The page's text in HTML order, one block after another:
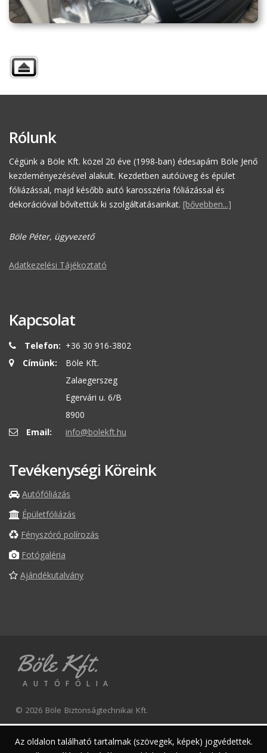
Rólunk
Cégünk a Böle Kft. közel 20 éve (1998-ban) édesapám Böle Jenő
kezdeményezésével alakult. Kezdetben autóüveg és épület
fóliázással, majd később autó karosszéria fóliázással és
dekorációval bővítettük ki szolgáltatásainkat. [bővebben...]
Böle Péter, ügyvezető
Adatkezelési Tájékoztató
Kapcsolat
Telefon: +36 30 916-3802
Címünk:
Böle Kft.
Zalaegerszeg
Egervári u. 6/B
8900
Email:
info@bolekft.hu
Tevékenységi Köreink
Autófóliázás
Épületfóliázás
Fényszóró polírozás
Fotógaléria
Ajándékutalvány
Böle Kft.
AUTÓFÓLIA
© 2026 Böle Biztonságtechnikai Kft.
Az oldalon található tartalmak (szövegek, képek) jogvédettek.